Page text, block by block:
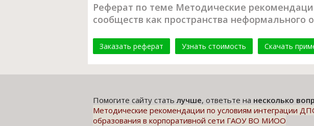
Реферат по теме Методические
сообществ как пространства
Заказать реферат Узнать стоимость Скачать
Помогите сайту статьлучше, ответьте на несколько
Методические рекомендации по условиям интеграции
образования в корпоративной сети ГАОУ ВО МИОО